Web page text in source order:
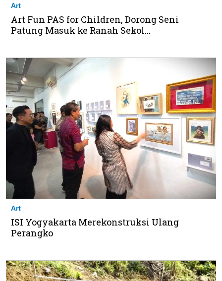
Art
Art Fun PAS for Children, Dorong Seni
Patung Masuk ke Ranah Sekol...
Art
ISI Yogyakarta Merekonstruksi Ulang
Perangko